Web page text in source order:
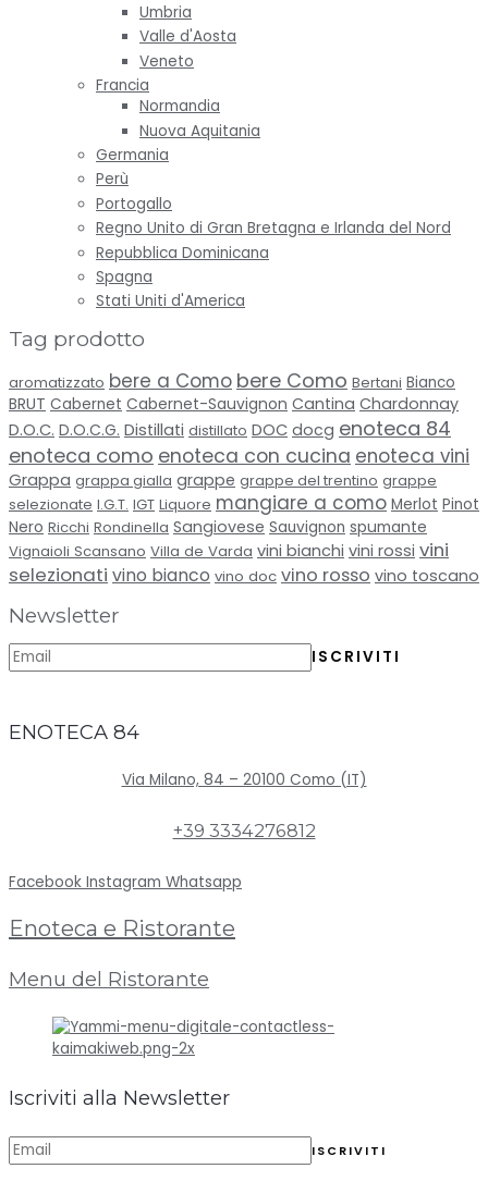
Umbria
Valle d'Aosta
Veneto
Francia
Normandia
Nuova Aquitania
Germania
Perù
Portogallo
Regno Unito di Gran Bretagna e Irlanda del Nord
Repubblica Dominicana
Spagna
Stati Uniti d'America
Tag prodotto
aromatizzato bere a Como bere Como Bertani Bianco
BRUT Cabernet Cabernet-Sauvignon Cantina Chardonnay
D.O.C. D.O.C.G. Distillati distillato DOC docg enoteca 84
enoteca como enoteca con cucina enoteca vini
Grappa grappa gialla grappe grappe del trentino grappe
selezionate I.G.T. IGT Liquore mangiare a como Merlot Pinot
Nero Ricchi Rondinella Sangiovese Sauvignon spumante
Vignaioli Scansano Villa de Varda vini bianchi vini rossi vini
selezionati vino bianco vino doc vino rosso vino toscano
Newsletter
ENOTECA 84
Via Milano, 84 – 20100 Como (IT)
+39 3334276812
Facebook Instagram Whatsapp
Enoteca e Ristorante
Menu del Ristorante
Iscriviti alla Newsletter